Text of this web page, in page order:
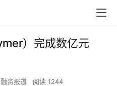
）完成数亿元
融资报道 阅读 1244